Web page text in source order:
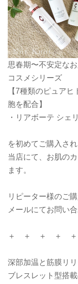
思春期〜不安定な
コスメシリーズ
【7種類のピュア
胞を配合】
・リアボーテ シェ
を初めてご購入さ
当店にて、お肌の
ます。
リピーター様のご
メールにてお問い
＋ ＋ ＋ ＋
深部加温と筋膜リ
ブレスレット型搭